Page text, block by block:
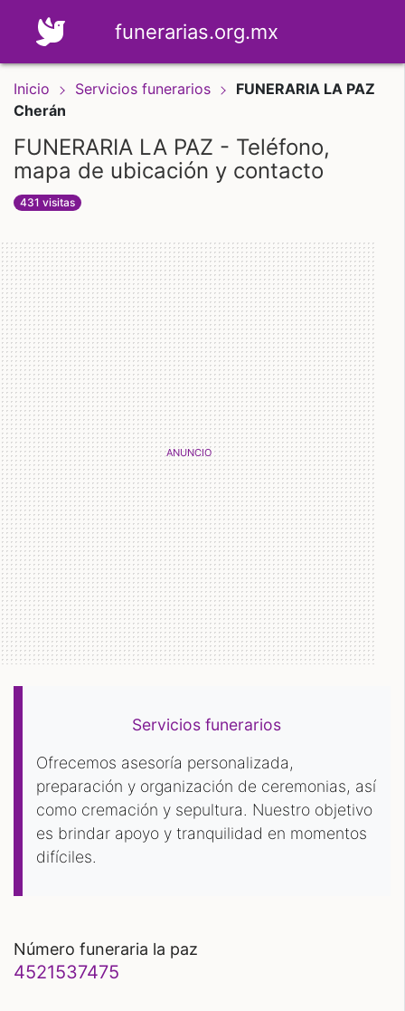
funerarias.org.mx
Inicio Servicios funerarios
FUNERARIA LA PAZ
Cherán
FUNERARIA LA PAZ - Teléfono,
mapa de ubicación y contacto
431 visitas
Servicios funerarios
Ofrecemos asesoría personalizada,
preparación y organización de ceremonias, así
como cremación y sepultura. Nuestro objetivo
es brindar apoyo y tranquilidad en momentos
difíciles.
número funeraria la paz
4521537475